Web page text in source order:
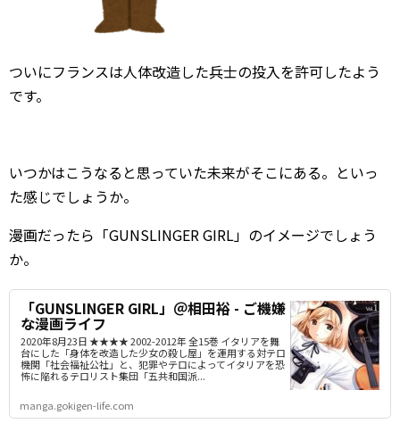
ついにフランスは人体改造した兵士の投入を許可したよう
です。
いつかはこうなると思っていた未来がそこにある。といっ
た感じでしょうか。
漫画だったら「GUNSLINGER GIRL」のイメージでしょう
か。
「GUNSLINGER GIRL」＠相田裕 - ご機嫌
な漫画ライフ
2020年8月23日 ★★★★ 2002-2012年 全15巻 イタリアを舞
台にした「身体を改造した少女の殺し屋」を運用する対テロ
機関「社会福祉公社」と、犯罪やテロによってイタリアを恐
怖に陥れるテロリスト集団「五共和国派...
manga.gokigen-life.com